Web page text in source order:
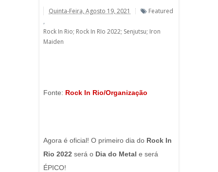
Quinta-Feira, Agosto 19, 2021
Featured
,
Rock In Rio; Rock In RIo 2022; Senjutsu; Iron
Maiden
Fonte: Rock In Rio/Organização
Agora é oficial! O primeiro dia do Rock In
Rio 2022 será o Dia do Metal e será
ÉPICO!